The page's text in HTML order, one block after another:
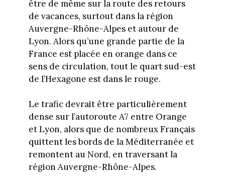
être de même sur la route des retours
de vacances, surtout dans la région
Auvergne-Rhône-Alpes et autour de
Lyon. Alors qu’une grande partie de la
France est placée en orange dans ce
sens de circulation, tout le quart sud-est
de l’Hexagone est dans le rouge.
Le trafic devrait être particulièrement
dense sur l’autoroute A7 entre Orange
et Lyon, alors que de nombreux Français
quittent les bords de la Méditerranée et
remontent au Nord, en traversant la
région Auvergne-Rhône-Alpes.